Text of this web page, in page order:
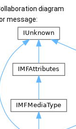
diagram
message: